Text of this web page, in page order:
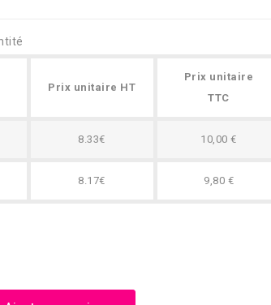
Prix unitaire HT
Prix unitaire
TTC
8.33€ 10,00 €
8.17€ 9,80 €